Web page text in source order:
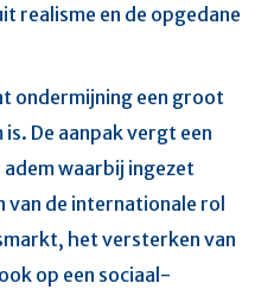
realisme en de opgedane
ondermijning een groot
De aanpak vergt een
adem waarbij ingezet
de internationale rol
het versterken van
op een sociaal-